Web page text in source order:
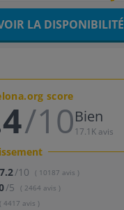
LA DISPONIBILITÉ
score
/10Bien
17.1K avis
7.2/10 ( 10187 avis )
/5 ( 2464 avis )
( 4417 avis )